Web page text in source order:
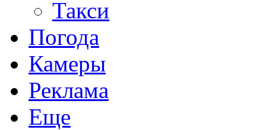
Такси
Погода
Камеры
Реклама
Еще